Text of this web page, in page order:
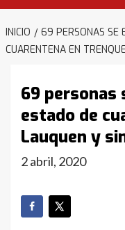
INICIO
69 PERSONAS SE
CUARENTENA EN
69 personas
estado de
Lauquen y
2 abril, 2020